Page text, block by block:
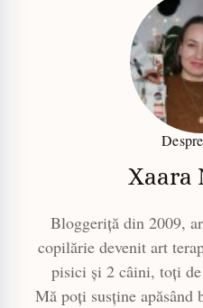
Xaara
Bloggeriță din 2009,
copilărie devenit art
pisici și 2 câini, toți
Mă poți susține